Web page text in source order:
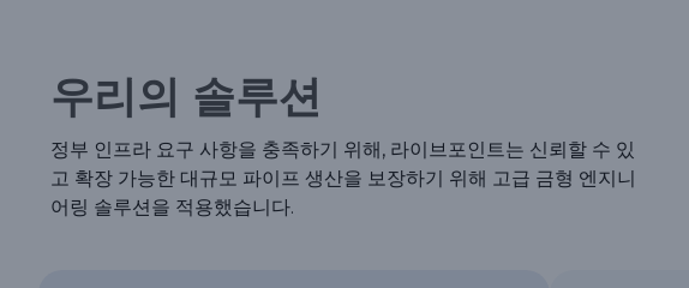
우리의 솔루션
정부 인프라 요구 사항을 충족하기 위해, 라이브포인트는 신뢰할 수 있
고 확장 가능한 대규모 파이프 생산을 보장하기 위해 고급 금형 엔지니
어링 솔루션을 적용했습니다.